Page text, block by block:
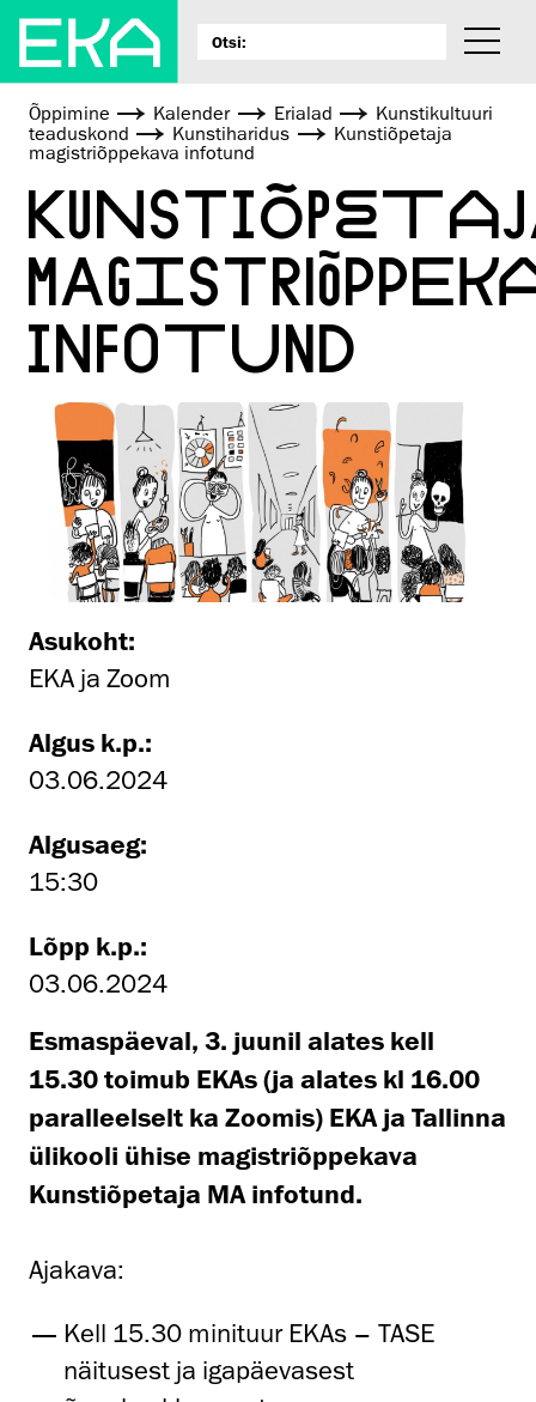
Õppimine Kalender Erialad
Kunsti­kultuuri
teaduskond
Kunstiharidus
Kunstiõpetaja
magistriõppekava infotund
INFOTUND
Asukoht:
EKA ja Zoom
Algus k.p.:
03.06.2024
Algusaeg:
15:30
Lõpp k.p.:
03.06.2024
Esmaspäeval, 3. juunil alates kell
15.30 toimub EKAs (ja alates kl 16.00
paralleelselt ka Zoomis) EKA ja Tallinna
ülikooli ühise magistriõppekava
Kunstiõpetaja MA infotund.
Ajakava:
Kell 15.30 minituur EKAs – TASE
näitusest ja igapäevasest